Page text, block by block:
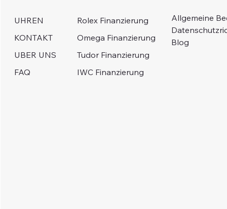
UHREN
KONTAKT
UBER UNS
FAQ
Rolex Finanzierung
Omega Finanzierung
Tudor Finanzierung
IWC Finanzierung
Allgemeine
Blog